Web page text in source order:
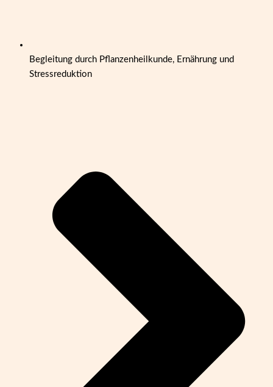
Begleitung durch Pflanzenheilkunde, Ernährung und
Stressreduktion